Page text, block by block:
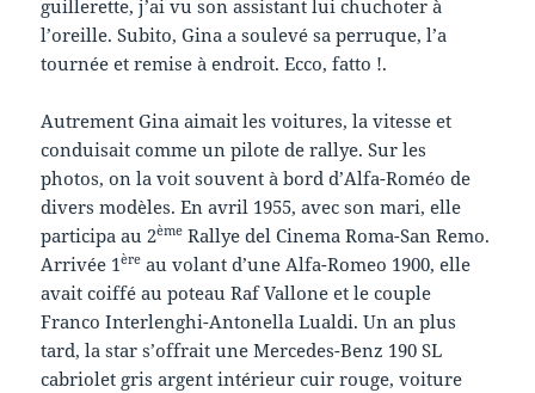
guillerette, j’ai vu son assistant lui chuchoter à
l’oreille. Subito, Gina a soulevé sa perruque, l’a
tournée et remise à endroit. Ecco, fatto !.
Autrement Gina aimait les voitures, la vitesse et
conduisait comme un pilote de rallye. Sur les
photos, on la voit souvent à bord d’Alfa-Roméo de
divers modèles. En avril 1955, avec son mari, elle
participa au 2ème Rallye del Cinema Roma-San Remo.
Arrivée 1ère au volant d’une Alfa-Romeo 1900, elle
avait coiffé au poteau Raf Vallone et le couple
Franco Interlenghi-Antonella Lualdi. Un an plus
tard, la star s’offrait une Mercedes-Benz 190 SL
cabriolet gris argent intérieur cuir rouge, voiture